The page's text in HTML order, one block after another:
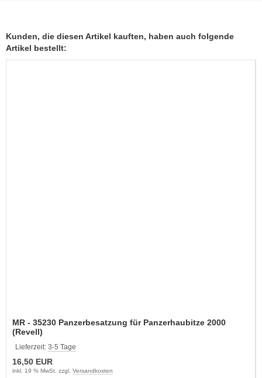
Kunden, die diesen Artikel kauften, haben auch folgende
Artikel bestellt:
MR - 35230 Panzerbesatzung für Panzerhaubitze 2000
(Revell)
Lieferzeit: 3-5 Tage
16,50 EUR
inkl. 19 % MwSt. zzgl. Versandkosten